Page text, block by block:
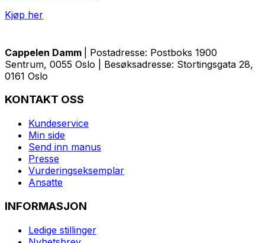
Kjøp her
Cappelen Damm
| Postadresse: Postboks 1900
Sentrum, 0055 Oslo | Besøksadresse: Stortingsgata 28,
0161 Oslo
KONTAKT OSS
Kundeservice
Min side
Send inn manus
Presse
Vurderingseksemplar
Ansatte
INFORMASJON
Ledige stillinger